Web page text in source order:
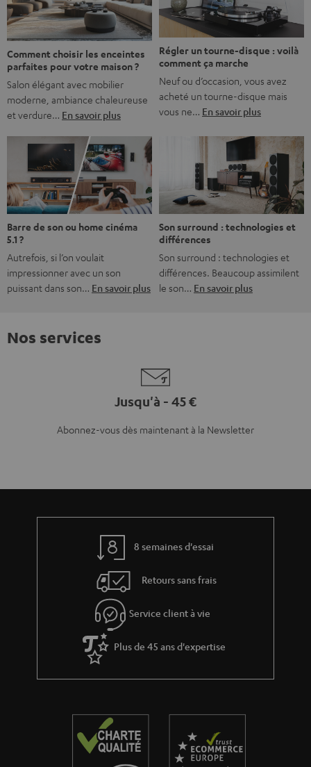
bonne nouvelle, c’est […]
Comment choisir les enceintes
parfaites pour votre maison ?
Salon élégant avec mobilier
moderne, ambiance chaleureuse
et verdure… En savoir plus
Régler un tourne-disque : voilà
comment ça marche
Neuf ou d’occasion, vous avez
acheté un tourne-disque mais
vous ne… En savoir plus
Barre de son ou home cinéma
5.1 ?
Autrefois, si l’on voulait
impressionner avec un son
puissant dans son… En savoir plus
Son surround : technologies et
différences
Son surround : technologies et
différences. Beaucoup assimilent
le son… En savoir plus
Nos services
Jusqu'à - 45 €
Abonnez-vous dès maintenant à la Newsletter
8 semaines d'essai
Retours sans frais
Service client à vie
Plus de 45 ans d'expertise